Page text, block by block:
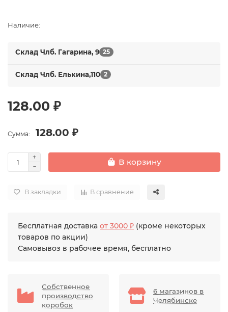
Наличие:
Склад Члб. Гагарина, 9 25
Склад Члб. Елькина,110 2
128.00 ₽
Сумма: 128.00 ₽
В корзину
В закладки В сравнение
Бесплатная доставка от 3000 ₽ (кроме некоторых
товаров по акции)
Самовывоз в рабочее время, бесплатно
Собственное
производство
коробок
6 магазинов в
Челябинске